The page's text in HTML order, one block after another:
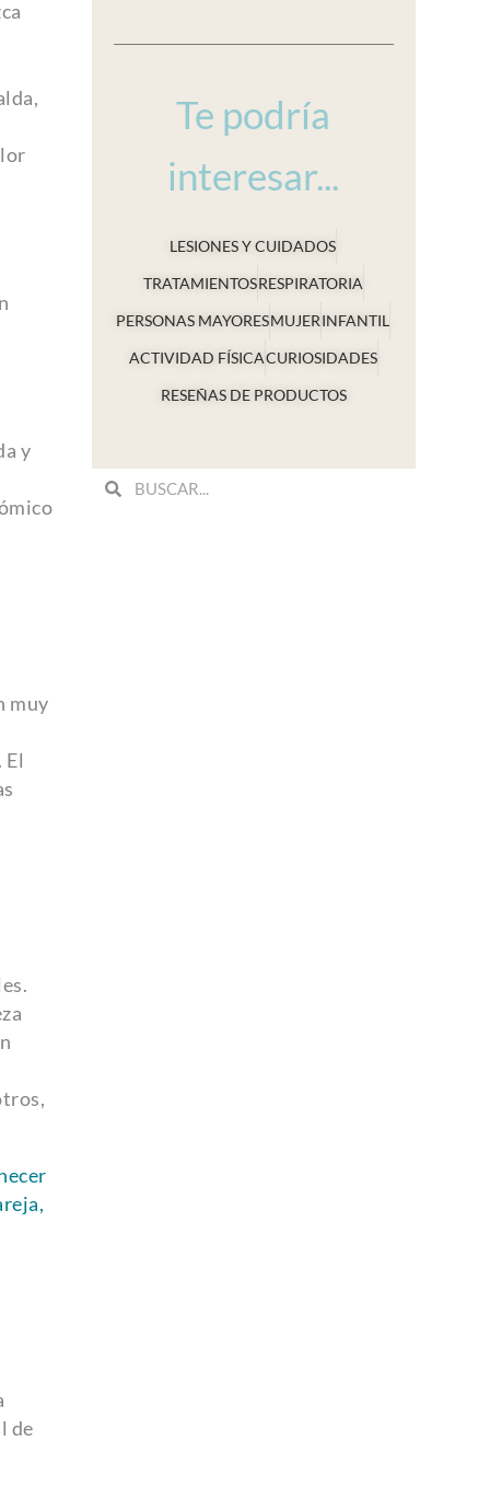
y
muy
de
Te podría
interesar...
LESIONES Y CUIDADOS
TRATAMIENTOSRESPIRATORIA
PERSONAS MAYORESMUJERINFANTIL
ACTIVIDAD FÍSICACURIOSIDADES
RESEÑAS DE PRODUCTOS
SearchSearch